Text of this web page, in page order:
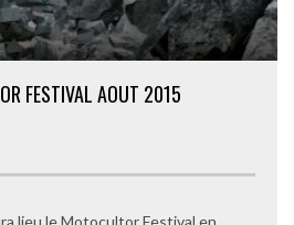
FESTIVAL AOUT 2015
lieu le Motocultor Festival en